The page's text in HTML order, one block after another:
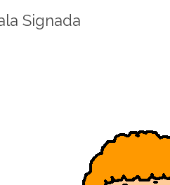
Signada